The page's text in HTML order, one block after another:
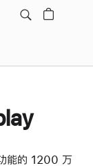
能的 1200 万